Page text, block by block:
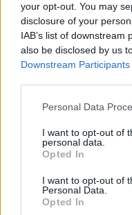
your opt-out. You may
disclosure of your
IAB’s list of
also be disclosed by us
Downstream Participants
Personal Data
I want to opt-out of
personal data.
Opted In
I want to opt-out of
Personal Data.
Opted In
3: Leoncelli
condannati ai playout
8 Maggio 2023
In "Tortona"
Coppa Italia: Casale –
bianconeri passano il
turno